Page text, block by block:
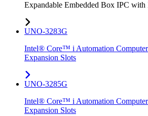
Expandable Embedded Box IPC
UNO-3283G
Intel® Core™ i Automation
Expansion Slots
UNO-3285G
Intel® Core™ i Automation
Expansion Slots